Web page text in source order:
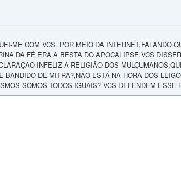
ME COM VCS. POR MEIO DA INTERNET,FALANDO
DA FÉ ERA A BESTA DO APOCALIPSE,VCS
INFELIZ A RELIGIÃO DOS
BANDIDO DE MITRA?,NÃO ESTÁ NA HORA DOS
SOMOS TODOS IGUAIS? VCS DEFENDEM ESSE